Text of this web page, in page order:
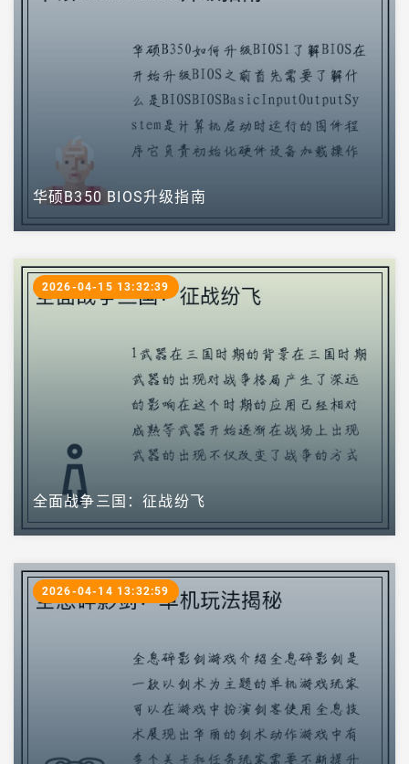
华硕B350 BIOS升级指南
全面战争三国：征战纷飞
2026-04-15 13:32:39
2026-04-14 13:32:59